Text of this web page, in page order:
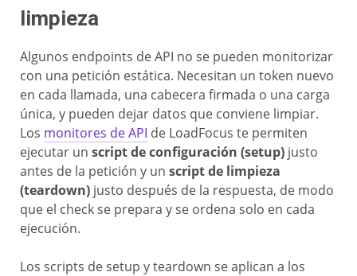
limpieza
Algunos endpoints de API no se pueden monitorizar
con una petición estática. Necesitan un token nuevo
en cada llamada, una cabecera firmada o una carga
única, y pueden dejar datos que conviene limpiar.
Los monitores de API de LoadFocus te permiten
ejecutar un script de configuración (setup) justo
antes de la petición y un script de limpieza
(teardown) justo después de la respuesta, de modo
que el check se prepara y se ordena solo en cada
ejecución.
Los scripts de setup y teardown se aplican a los